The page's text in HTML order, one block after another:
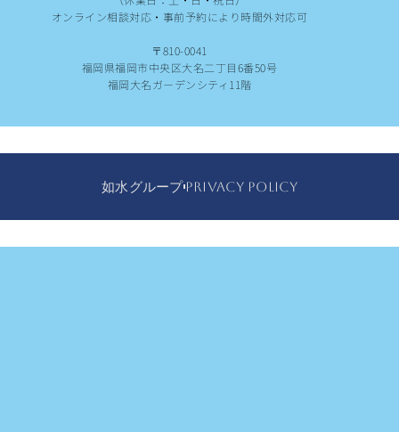
オンライン相談対応・事前予約により時間外対応可
〒810-0041
福岡県福岡市中央区大名二丁目6番50号
福岡大名ガーデンシティ11階
如水グループPRIVACY POLICY